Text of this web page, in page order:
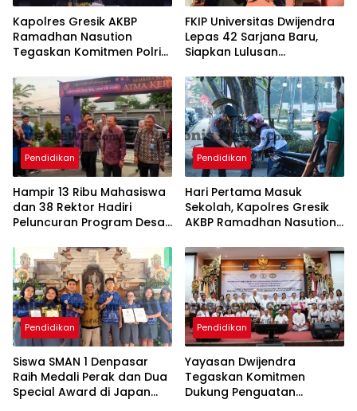
Kapolres Gresik AKBP
Ramadhan Nasution
Tegaskan Komitmen Polri
Berkualitas di Pembukaan
MPLS Sekolah Rakyat
FKIP Universitas Dwijendra
Lepas 42 Sarjana Baru,
Siapkan Lulusan
Siap Bersaing
Pendidikan
Hampir 13 Ribu Mahasiswa
dan 38 Rektor Hadiri
Peluncuran Program Desa
Pendidikan
Hari Pertama Masuk
Sekolah, Kapolres Gresik
AKBP Ramadhan Nasution
Lalu Lintas Aman dan
Lancar
Pendidikan
Siswa SMAN 1 Denpasar
Raih Medali Perak dan Dua
Special Award di Japan
Pendidikan
Yayasan Dwijendra
Tegaskan Komitmen
Dukung Penguatan